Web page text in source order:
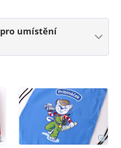
pro umístění